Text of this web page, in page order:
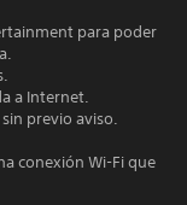
para poder
a Internet.
previo aviso.
conexión Wi-Fi que